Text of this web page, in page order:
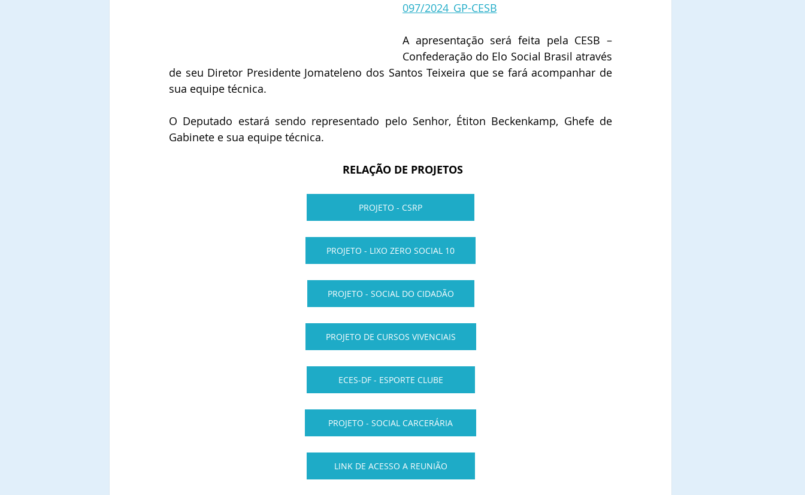
097/2024 GP-CESB
A apresentação será feita pela CESB –
Confederação do Elo Social Brasil através
de seu Diretor Presidente Jomateleno dos Santos Teixeira que se fará acompanhar de
sua equipe técnica.
O Deputado estará sendo representado pelo Senhor, Étiton Beckenkamp, Ghefe de
Gabinete e sua equipe técnica.
RELAÇÃO DE PROJETOS
PROJETO - CSRP
PROJETO - LIXO ZERO SOCIAL 10
PROJETO - SOCIAL DO CIDADÃO
PROJETO DE CURSOS VIVENCIAIS
ECES-DF - ESPORTE CLUBE
PROJETO - SOCIAL CARCERÁRIA
LINK DE ACESSO A REUNIÃO